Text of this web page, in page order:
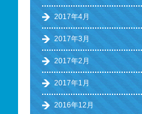
2017年4月
2017年3月
2017年2月
2017年1月
2016年12月